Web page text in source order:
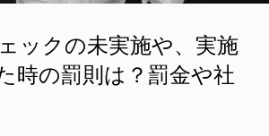
ックの未実施や、実施
時の罰則は？罰金や社